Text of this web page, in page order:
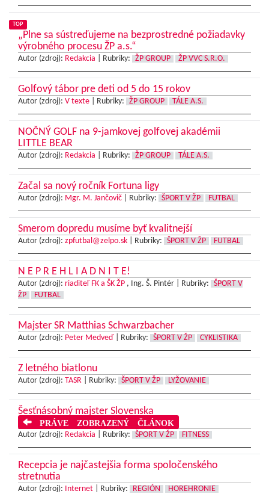
TOP
„Plne sa sústreďujeme na bezprostredné požiadavky
výrobného procesu ŽP a.s.“
Autor (zdroj): Redakcia Rubriky: ŽP GROUP ŽP VVC S.R.O.
Golfový tábor pre deti od 5 do 15 rokov
Autor (zdroj): V texte Rubriky: ŽP GROUP TÁLE A.S.
NOČNÝ GOLF na 9-jamkovej golfovej akadémii
LITTLE BEAR
Autor (zdroj): Redakcia Rubriky: ŽP GROUP TÁLE A.S.
Začal sa nový ročník Fortuna ligy
Autor (zdroj): Mgr. M. Jančovič Rubriky: ŠPORT V ŽP FUTBAL
Smerom dopredu musíme byť kvalitnejší
Autor (zdroj): zpfutbal@zelpo.sk Rubriky: ŠPORT V ŽP FUTBAL
N E P R E H L I A D N I T E!
Autor (zdroj): riaditeľ FK a ŠK ŽP , Ing. Š. Pintér | Rubriky:
ŠPORT V
ŽP
FUTBAL
Majster SR Matthias Schwarzbacher
Autor (zdroj): Peter Medveď Rubriky: ŠPORT V ŽP CYKLISTIKA
Z letného biatlonu
Autor (zdroj): TASR Rubriky: ŠPORT V ŽP LYŽOVANIE
Šesťnásobný majster Slovenska
PRÁVE ZOBRAZENÝ ČLÁNOK
Autor (zdroj): Redakcia Rubriky: ŠPORT V ŽP FITNESS
Recepcia je najčastejšia forma spoločenského
stretnutia
Autor (zdroj): Internet Rubriky: REGIÓN HOREHRONIE